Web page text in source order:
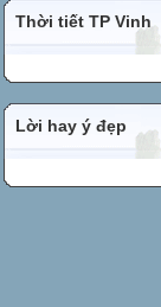
Thời tiết TP Vinh
Lời hay ý đẹp